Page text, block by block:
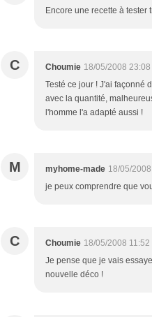
Encore une recette à tester
C Choumie 18/05/2008 23:08
Testé ce jour ! J'ai façonné
avec la quantité,
l'homme l'a adapté aussi !
M myhome-made 18/05/
je peux comprendre que
C Choumie 18/05/2008 11:52
Je pense que je vais
nouvelle déco !